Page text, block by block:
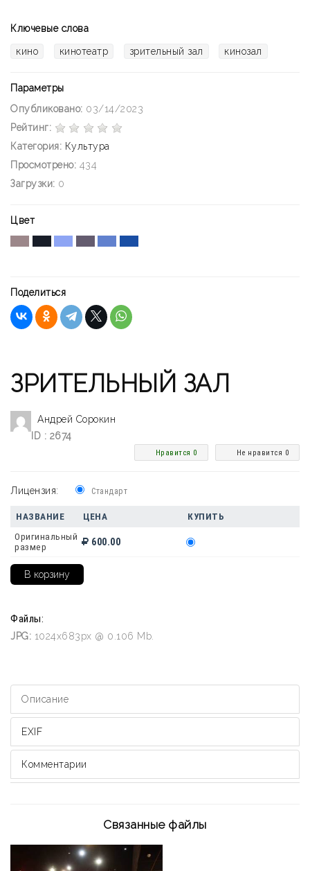
Ключевые слова
кино кинотеатр зрительный зал кинозал
Параметры
Опубликовано: 03/14/2023
Рейтинг:
Категория: Культура
Просмотрено: 434
Загрузки: 0
Цвет
Поделиться
ЗРИТЕЛЬНЫЙ ЗАЛ
Андрей Сорокин
ID : 2674
Не нравится 0
Нравится 0
Лицензия: Стандарт
НАЗВАНИЕ ЦЕНА
КУПИТЬ
Оригинальный
размер
600.00
Файлы:
JPG: 1024x683px @ 0.106 Mb.
Описание
EXIF
Комментарии
Связанные файлы